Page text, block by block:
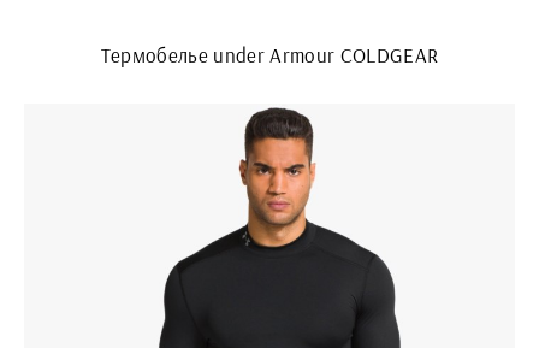
Термобелье under Armour COLDGEAR